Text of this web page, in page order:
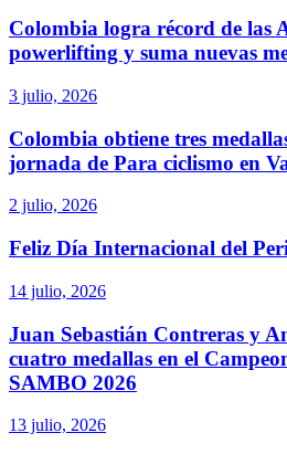
Colombia logra récord de las
powerlifting y suma nuevas
3 julio, 2026
Colombia obtiene tres
jornada de Para ciclismo en
2 julio, 2026
Feliz Día Internacional del
14 julio, 2026
Juan Sebastián Contreras y
cuatro medallas en el
SAMBO 2026
13 julio, 2026